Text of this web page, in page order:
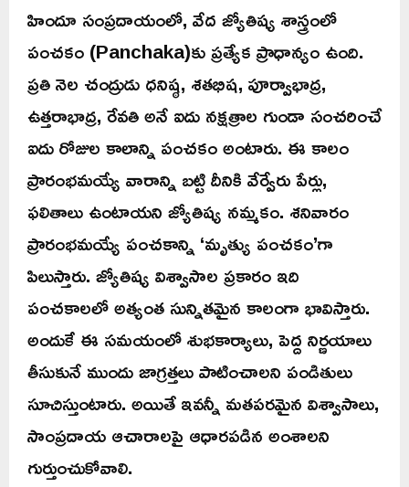
హిందూ సంప్రదాయంలో, వేద జ్యోతిష్య శాస్త్రంలో
పంచకం (Panchaka)కు ప్రత్యేక ప్రాధాన్యం ఉంది.
ప్రతి నెల చంద్రుడు ధనిష్ఠ, శతభిష, పూర్వాభాద్ర,
ఉత్తరాభాద్ర, రేవతి అనే ఐదు నక్షత్రాల గుండా సంచరించే
ఐదు రోజుల కాలాన్ని పంచకం అంటారు. ఈ కాలం
ప్రారంభమయ్యే వారాన్ని బట్టి దీనికి వేర్వేరు పేర్లు,
ఫలితాలు ఉంటాయని జ్యోతిష్య నమ్మకం. శనివారం
ప్రారంభమయ్యే పంచకాన్ని ‘మృత్యు పంచకం’గా
పిలుస్తారు. జ్యోతిష్య విశ్వాసాల ప్రకారం ఇది
పంచకాలలో అత్యంత సున్నితమైన కాలంగా భావిస్తారు.
అందుకే ఈ సమయంలో శుభకార్యాలు, పెద్ద నిర్ణయాలు
తీసుకునే ముందు జాగ్రత్తలు పాటించాలని పండితులు
సూచిస్తుంటారు. అయితే ఇవన్నీ మతపరమైన విశ్వాసాలు,
సాంప్రదాయ ఆచారాలపై ఆధారపడిన అంశాలని
గుర్తుంచుకోవాలి.